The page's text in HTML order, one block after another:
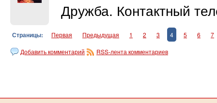
Дружба. Контактный
Страницы: Первая Предыдущая 1 2 3 4 5 6 7
Добавить комментарий RSS-лента комментариев